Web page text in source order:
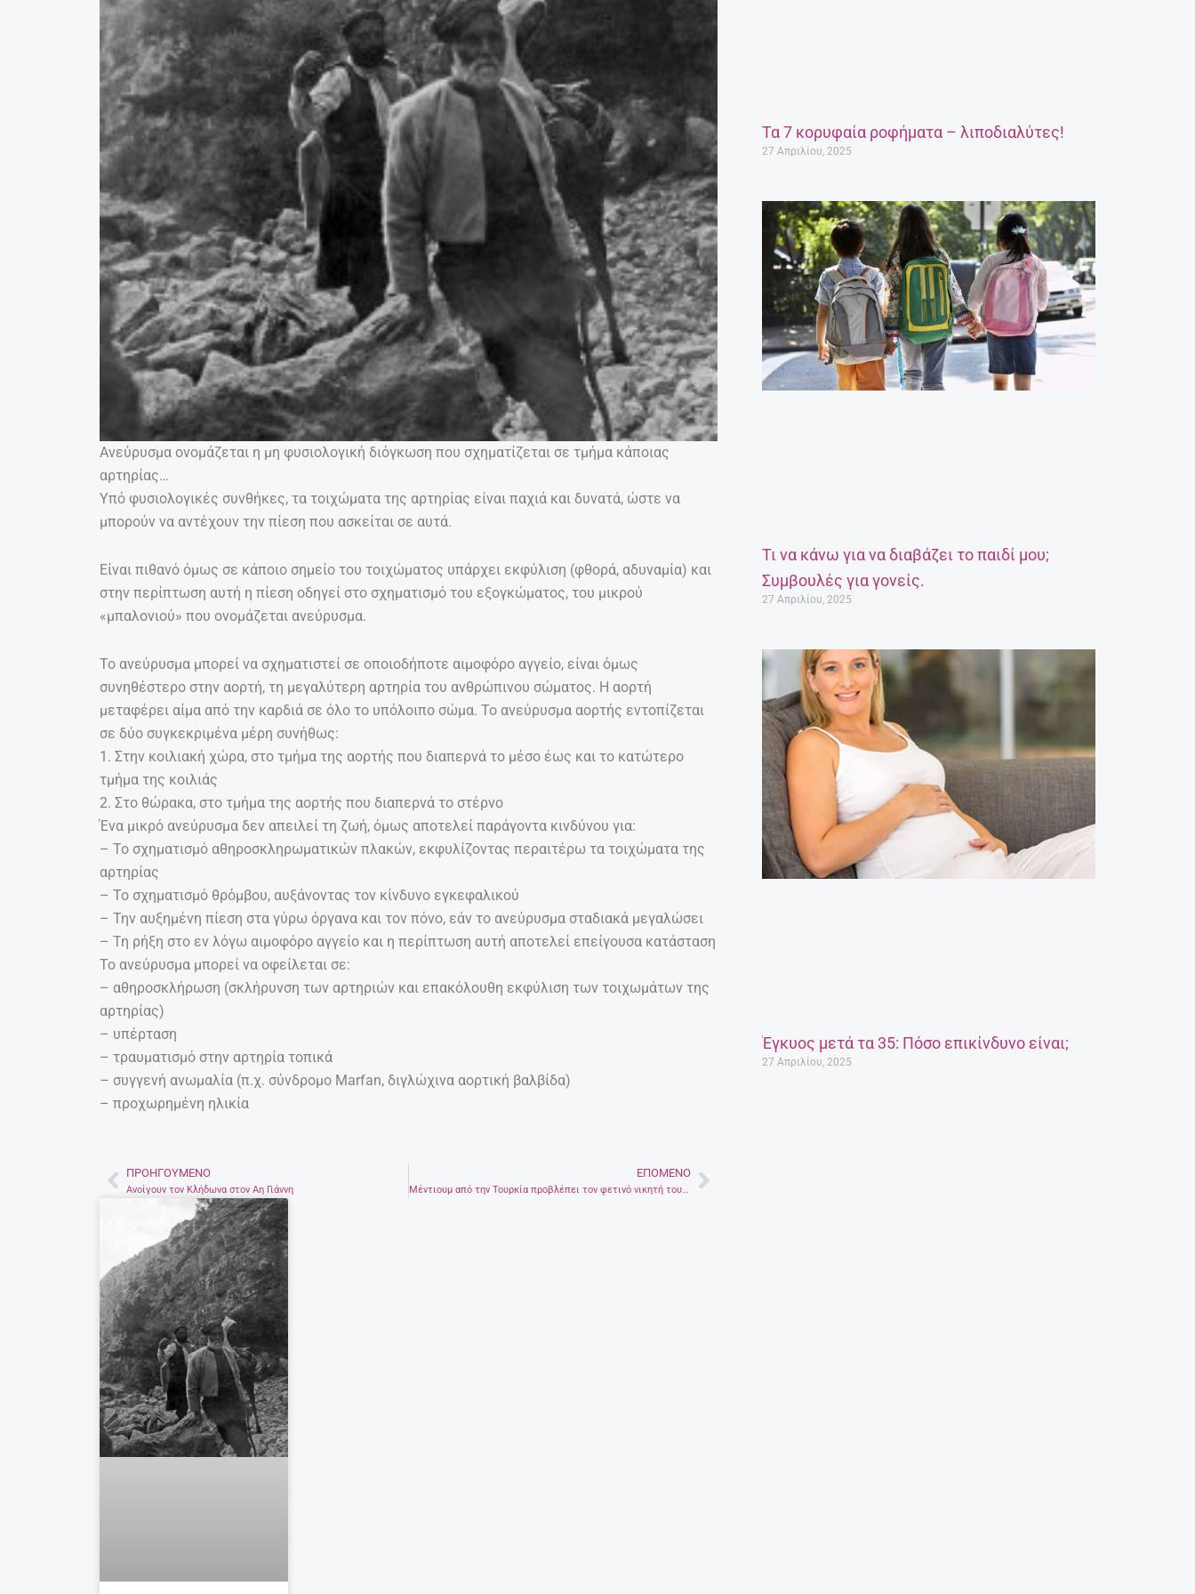
Ανεύρυσμα ονομάζεται η μη φυσιολογική διόγκωση που σχηματίζεται σε τμήμα κάποιας
αρτηρίας…
Υπό φυσιολογικές συνθήκες, τα τοιχώματα της αρτηρίας είναι παχιά και δυνατά, ώστε να
μπορούν να αντέχουν την πίεση που ασκείται σε αυτά.
Είναι πιθανό όμως σε κάποιο σημείο του τοιχώματος υπάρχει εκφύλιση (φθορά, αδυναμία) και
στην περίπτωση αυτή η πίεση οδηγεί στο σχηματισμό του εξογκώματος, του μικρού
«μπαλονιού» που ονομάζεται ανεύρυσμα.
Το ανεύρυσμα μπορεί να σχηματιστεί σε οποιοδήποτε αιμοφόρο αγγείο, είναι όμως
συνηθέστερο στην αορτή, τη μεγαλύτερη αρτηρία του ανθρώπινου σώματος. Η αορτή
μεταφέρει αίμα από την καρδιά σε όλο το υπόλοιπο σώμα. Το ανεύρυσμα αορτής εντοπίζεται
σε δύο συγκεκριμένα μέρη συνήθως:
1. Στην κοιλιακή χώρα, στο τμήμα της αορτής που διαπερνά το μέσο έως και το κατώτερο
τμήμα της κοιλιάς
2. Στο θώρακα, στο τμήμα της αορτής που διαπερνά το στέρνο
Ένα μικρό ανεύρυσμα δεν απειλεί τη ζωή, όμως αποτελεί παράγοντα κινδύνου για:
– Το σχηματισμό αθηροσκληρωματικών πλακών, εκφυλίζοντας περαιτέρω τα τοιχώματα της
αρτηρίας
– Το σχηματισμό θρόμβου, αυξάνοντας τον κίνδυνο εγκεφαλικού
– Την αυξημένη πίεση στα γύρω όργανα και τον πόνο, εάν το ανεύρυσμα σταδιακά μεγαλώσει
– Τη ρήξη στο εν λόγω αιμοφόρο αγγείο και η περίπτωση αυτή αποτελεί επείγουσα κατάσταση
Το ανεύρυσμα μπορεί να οφείλεται σε:
– αθηροσκλήρωση (σκλήρυνση των αρτηριών και επακόλουθη εκφύλιση των τοιχωμάτων της
αρτηρίας)
– υπέρταση
– τραυματισμό στην αρτηρία τοπικά
– συγγενή ανωμαλία (π.χ. σύνδρομο Marfan, διγλώχινα αορτική βαλβίδα)
– προχωρημένη ηλικία
Prev
ΠΡΟΗΓΟΎΜΕΝΟ
Ανοίγουν τον Κλήδωνα στον Αη Γιάννη
ΕΠΌΜΕΝΟ
Μέντιουμ από την Τουρκία προβλέπει τον φετινό νικητή του ελληνικού SurvivorNext
Τα 7 κορυφαία ροφήματα – λιποδιαλύτες!
27 Απριλίου, 2025
Τι να κάνω για να διαβάζει το παιδί μου;
Συμβουλές για γονείς.
27 Απριλίου, 2025
Έγκυος μετά τα 35: Πόσο επικίνδυνο είναι;
27 Απριλίου, 2025